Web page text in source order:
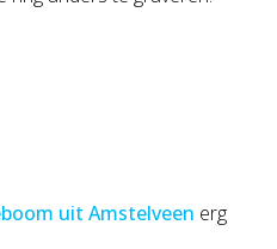
uit Amstelveen erg